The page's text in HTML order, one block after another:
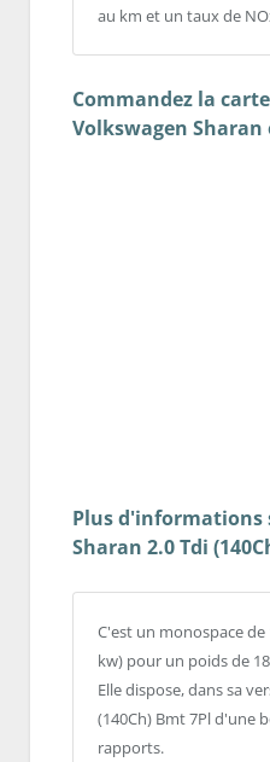
au km et un taux de
Commandez la
Volkswagen Sharan
Plus d'informations
Sharan 2.0 Tdi
C'est un monospace
kw) pour un poids de
Elle dispose, dans sa
(140Ch) Bmt 7Pl d'une
rapports.